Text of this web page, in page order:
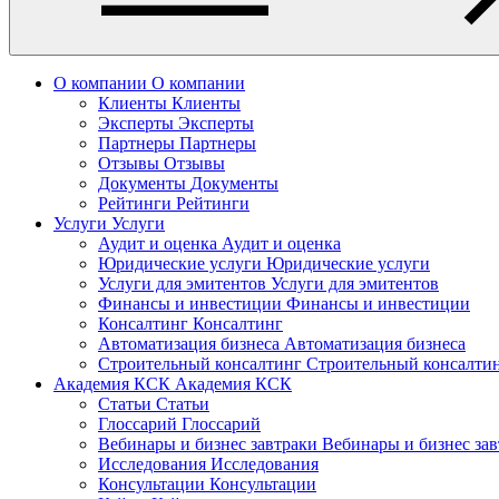
О компании О компании
Клиенты Клиенты
Эксперты Эксперты
Партнеры Партнеры
Отзывы Отзывы
Документы Документы
Рейтинги Рейтинги
Услуги Услуги
Аудит и оценка Аудит и оценка
Юридические услуги Юридические услуги
Услуги для эмитентов Услуги для эмитентов
Финансы и инвестиции Финансы и инвестиции
Консалтинг Консалтинг
Автоматизация бизнеса Автоматизация бизнеса
Строительный консалтинг Строительный
Академия КСК Академия КСК
Статьи Статьи
Глоссарий Глоссарий
Вебинары и бизнес завтраки Вебинары и бизнес
Исследования Исследования
Консультации Консультации